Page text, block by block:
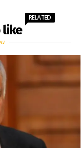
like
RELATED